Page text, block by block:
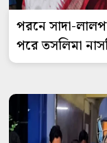
পরনে সাদা-
পরে তসলিমা